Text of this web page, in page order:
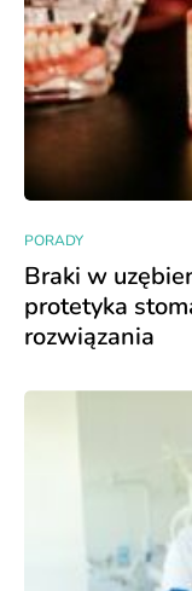
PORADY
Braki w
protetyka
rozwiązania